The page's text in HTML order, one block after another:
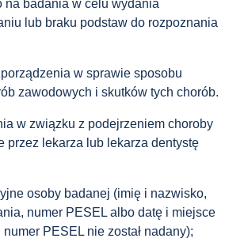
na badania w celu wydania
lub braku podstaw do rozpoznania
w sprawie sposobu
zawodowych i skutków tych chorób.
w związku z podejrzeniem choroby
przez lekarza lub lekarza dentystę
osoby badanej (imię i nazwisko,
numer PESEL albo datę i miejsce
PESEL nie został nadany);